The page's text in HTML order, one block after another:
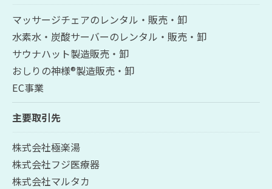
マッサージチェアのレンタル・販売・卸
水素水・炭酸サーバーのレンタル・販売・卸
サウナハット製造販売・卸
おしりの神様®製造販売・卸
EC事業
主要取引先
株式会社極楽湯
株式会社フジ医療器
株式会社マルタカ